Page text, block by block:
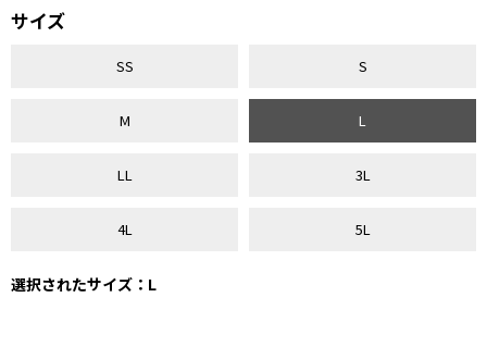
サイズ
SS S
M L
LL 3L
4L 5L
選択されたサイズ：L